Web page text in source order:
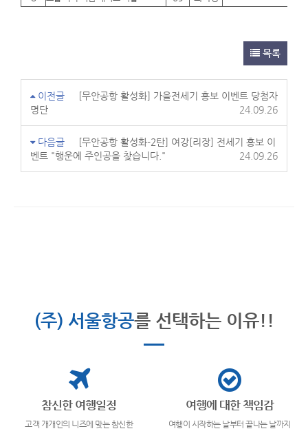
목록
이전글
[무안공항 활성화] 가을전세기 홍보 이벤트 당첨자
명단
24.09.26
다음글
[무안공항 활성화-2탄] 여강[리장] 전세기 홍보 이
벤트 "행운에 주인공을 찾습니다."
24.09.26
(주) 서울항공를 선택하는 이유!!
참신한 여행일정
고객 개개인의 니즈에 맞는 참신한
여행에 대한 책임감
여행이 시작하는 날부터 끝나는 날까지